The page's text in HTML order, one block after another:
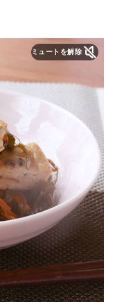
ミュートを解除